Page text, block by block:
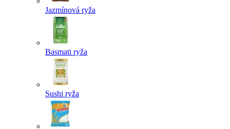
Jazmínová ryža
Basmati ryža
Sushi ryža